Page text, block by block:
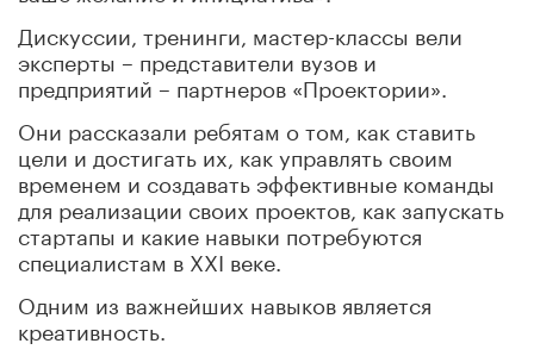
Дискуссии, тренинги, мастер-классы вели
эксперты – представители вузов и
предприятий – партнеров «Проектории».
Они рассказали ребятам о том, как ставить
цели и достигать их, как управлять своим
временем и создавать эффективные команды
для реализации своих проектов, как запускать
стартапы и какие навыки потребуются
специалистам в XXI веке.
Одним из важнейших навыков является
креативность.